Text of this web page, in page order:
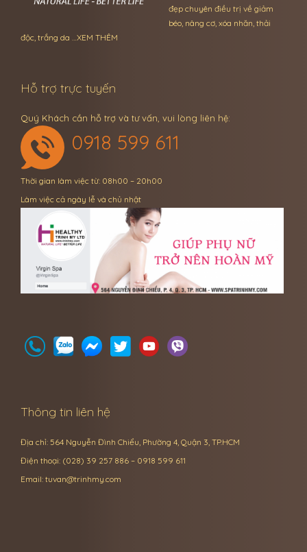
đẹp chuyên điều trị về giảm
béo, nâng cơ, xóa nhăn, thải
độc, trắng da …XEM THÊM
Hỗ trợ trực tuyến
Quý Khách cần hỗ trợ và tư vấn, vui lòng liên hệ:
0918 599 611
Thời gian làm việc từ: 08h00 – 20h00
Làm việc cả ngày lễ và chủ nhật
Thông tin liên hệ
Địa chỉ: 564 Nguyễn Đình Chiểu, Phường 4, Quận 3, TP.HCM
Điện thoại: (028) 39 257 886 – 0918 599 611
Email: tuvan@trinhmy.com